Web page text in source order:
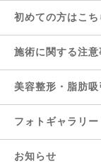
初めての方はこち
施術に関する注
美容整形・脂肪
フォトギャラリー
お知らせ